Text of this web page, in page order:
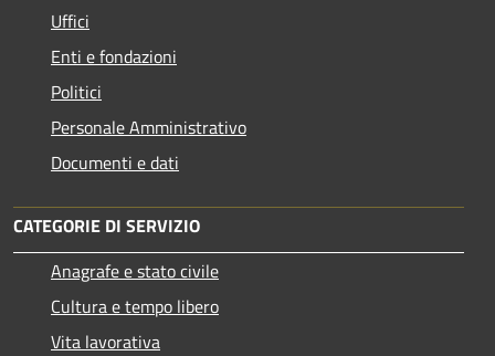
Uffici
Enti e fondazioni
Politici
Personale Amministrativo
Documenti e dati
CATEGORIE DI SERVIZIO
Anagrafe e stato civile
Cultura e tempo libero
Vita lavorativa